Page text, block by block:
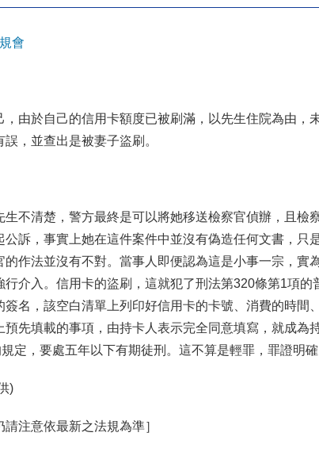
會
由於自己的信用卡額度已被刷滿，以先生住院為由
，並查出是被妻子盜刷。
不清楚，警方最終是可以將她移送檢察官偵辦，且
訴，事實上她在這件案件中並沒有偽造任何文書，只
作法並沒有不對。當事人即便認為這是小事一宗，
介入。信用卡的盜刷，這就犯了刑法第320條第1項
名，該空白清單上列印好信用卡的卡號、消費的時
先填載的事項，由持卡人表示完全同意填寫，就成
定，要處五年以下有期徒刑。這不算是輕罪，罪證明
)
注意依最新之法規為準］